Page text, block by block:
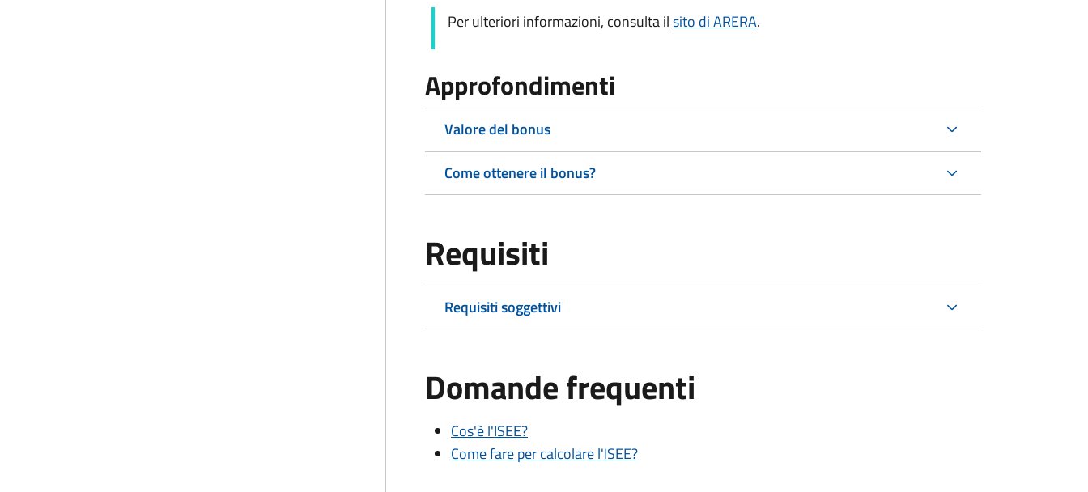
Per ulteriori informazioni, consulta ilsito di ARERA.
Approfondimenti
Valore del bonus
Come ottenere il bonus?
Requisiti
Requisiti soggettivi
Domande frequenti
Cos'è l'ISEE?
Come fare per calcolare l'ISEE?